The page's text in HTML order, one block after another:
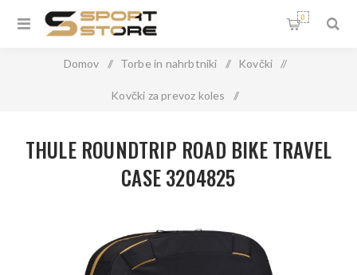
0
Domov / Torbe in nahrbtniki / Kovčki /
Kovčki za prevoz koles /
THULE ROUNDTRIP ROAD BIKE TRAVEL
CASE 3204825